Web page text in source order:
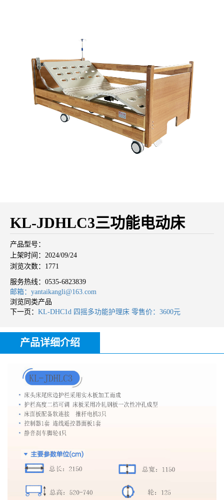
KL-JDHLC3三功能电动床
产品型号：
上架时间：2024/09/24
浏览次数：1771
服务热线： 0535-6823839
邮箱：yantaikangli@163.com
浏览同类产品
下一页： KL-DHC1d 四摇多功能护理床 零售价：3600元
产品详细介绍